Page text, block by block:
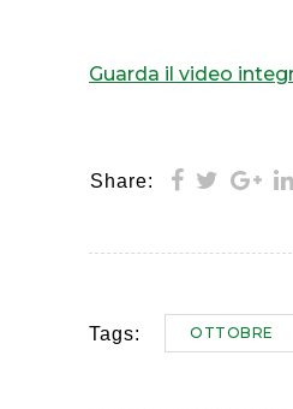
Guarda il video
Share:
Tags: OTTOBRE